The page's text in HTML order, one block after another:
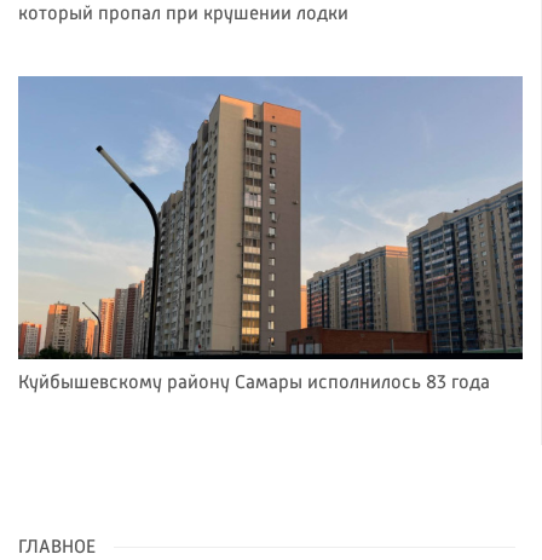
который пропал при крушении лодки
Куйбышевскому району Самары исполнилось 83 года
ГЛАВНОЕ